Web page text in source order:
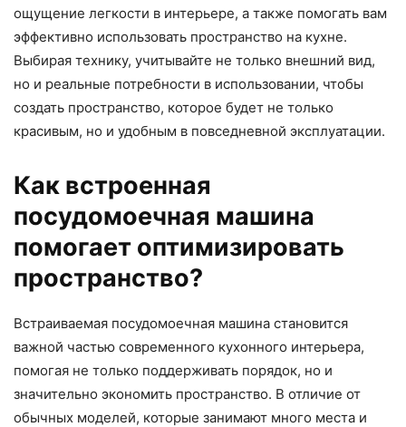
ощущение легкости в интерьере, а также помогать вам
эффективно использовать пространство на кухне.
Выбирая технику, учитывайте не только внешний вид,
но и реальные потребности в использовании, чтобы
создать пространство, которое будет не только
красивым, но и удобным в повседневной эксплуатации.
Как встроенная
посудомоечная машина
помогает оптимизировать
пространство?
Встраиваемая посудомоечная машина становится
важной частью современного кухонного интерьера,
помогая не только поддерживать порядок, но и
значительно экономить пространство. В отличие от
обычных моделей, которые занимают много места и